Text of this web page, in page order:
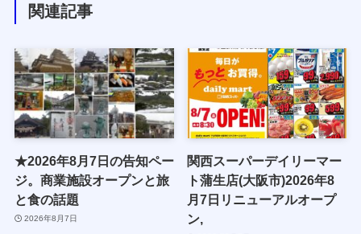
関連記事
★2026年8月7日の告知ペー
ジ。商業施設オープンと旅
と食の話題
2026年8月7日
関西スーパーデイリーマー
ト蒲生店(大阪市)2026年8
月7日リニューアルオープ
ン,